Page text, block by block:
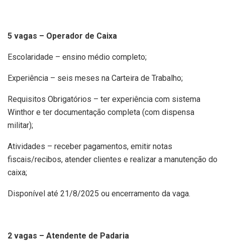
5 vagas – Operador de Caixa
Escolaridade – ensino médio completo;
Experiência – seis meses na Carteira de Trabalho;
Requisitos Obrigatórios – ter experiência com sistema
Winthor e ter documentação completa (com dispensa
militar);
Atividades – receber pagamentos, emitir notas
fiscais/recibos, atender clientes e realizar a manutenção do
caixa;
Disponível até 21/8/2025 ou encerramento da vaga.
2 vagas – Atendente de Padaria